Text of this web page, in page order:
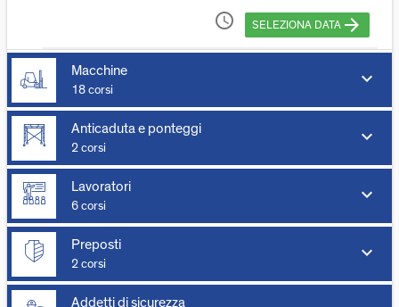
access_time SELEZIONA DATA arrow_forward
Macchine
18 corsi
keyboard_arrow_down
Anticaduta e ponteggi
2 corsi
keyboard_arrow_down
Lavoratori
6 corsi
keyboard_arrow_down
Preposti
2 corsi
keyboard_arrow_down
Addetti di sicurezza